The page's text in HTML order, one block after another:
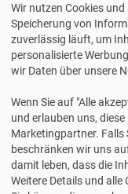
2
Alle Texte, Grafiken,
geschützt und
Wir nutzen Cookies
Speicherung von
zuverlässig läuft, um
personalisierte
wir Daten über unsere
Wenn Sie auf "Alle
und erlauben uns,
Marketingpartner. Falls
beschränken wir uns
damit leben, dass die
Weitere Details und alle